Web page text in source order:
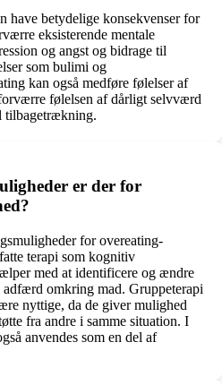
have betydelige konsekvenser for
eksisterende mentale
og angst og bidrage til
som bulimi og
kan også medføre følelser af
følelsen af dårligt selvværd
tilbagetrækning.
er der for
for overeating-
terapi som kognitiv
med at identificere og ændre
omkring mad. Gruppeterapi
nyttige, da de giver mulighed
fra andre i samme situation. I
anvendes som en del af